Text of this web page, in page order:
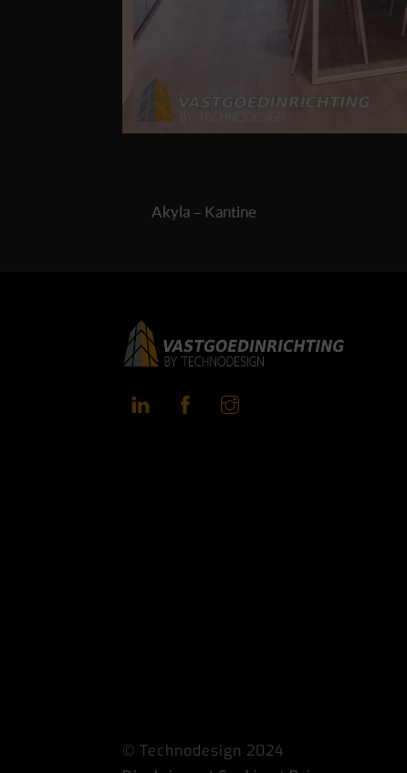
Akyla – Kantine
LinkedInFacebook
© Technodesign 2024